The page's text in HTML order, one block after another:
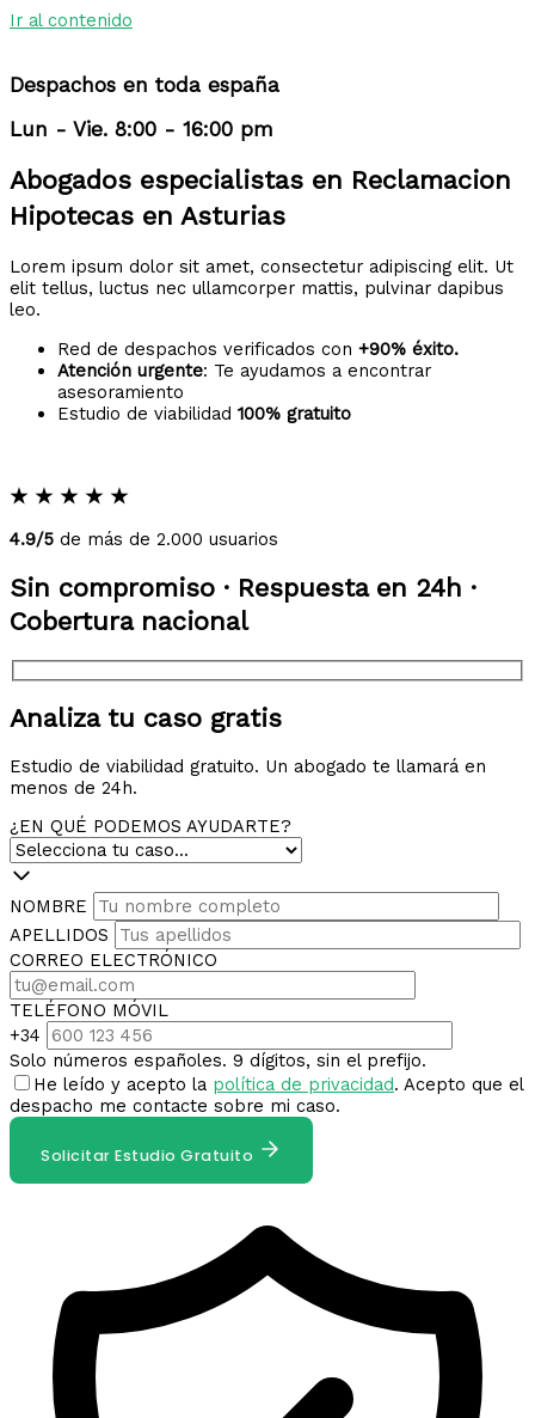
Ir al contenido
Despachos en toda españa
Lun - Vie. 8:00 - 16:00 pm
Abogados especialistas en Reclamacion
Hipotecas en Asturias
Lorem ipsum dolor sit amet, consectetur adipiscing elit. Ut
elit tellus, luctus nec ullamcorper mattis, pulvinar dapibus
leo.
Red de despachos verificados con +90% éxito.
Atención urgente: Te ayudamos a encontrar
asesoramiento
Estudio de viabilidad 100% gratuito
★ ★ ★ ★ ★
4.9/5 de más de 2.000 usuarios
Sin compromiso · Respuesta en 24h ·
Cobertura nacional
Analiza tu caso gratis
Estudio de viabilidad gratuito. Un abogado te llamará en
menos de 24h.
¿EN QUÉ PODEMOS AYUDARTE?
NOMBRE
APELLIDOS
CORREO ELECTRÓNICO
TELÉFONO MÓVIL
+34
Solo números españoles. 9 dígitos, sin el prefijo.
He leído y acepto la política de privacidad. Acepto que el
despacho me contacte sobre mi caso.
Solicitar Estudio Gratuito